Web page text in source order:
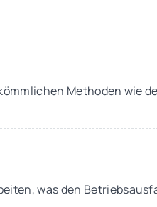
Methoden wie
was den